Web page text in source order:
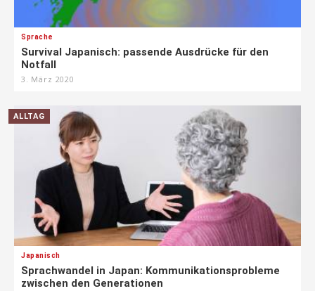
Sprache
Survival Japanisch: passende Ausdrücke für den
Notfall
3. März 2020
ALLTAG
Japanisch
Sprachwandel in Japan: Kommunikationsprobleme
zwischen den Generationen